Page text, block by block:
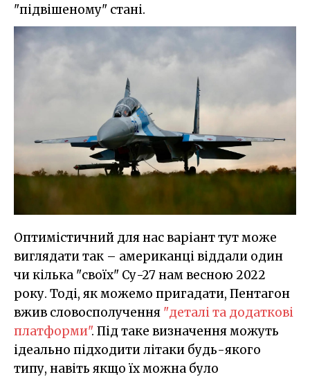
"підвішеному" стані.
Оптимістичний для нас варіант тут може
виглядати так – американці віддали один
чи кілька "своїх" Су-27 нам весною 2022
року. Тоді, як можемо пригадати, Пентагон
вжив словосполучення "деталі та додаткові
платформи". Під таке визначення можуть
ідеально підходити літаки будь-якого
типу, навіть якщо їх можна було